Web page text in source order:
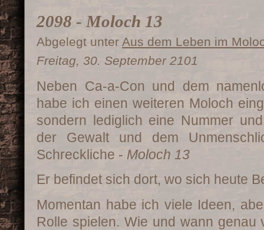
2098 - Moloch 13
Abgelegt unter Aus dem Leben im
Freitag, 30. September 2101
Neben Ca-a-Con und dem
habe ich einen weiteren Moloch
sondern lediglich eine Nummer
der Gewalt und dem
Schreckliche - Moloch 13
Er befindet sich dort, wo sich heute
Momentan habe ich viele Ideen,
Rolle spielen. Wie und wann